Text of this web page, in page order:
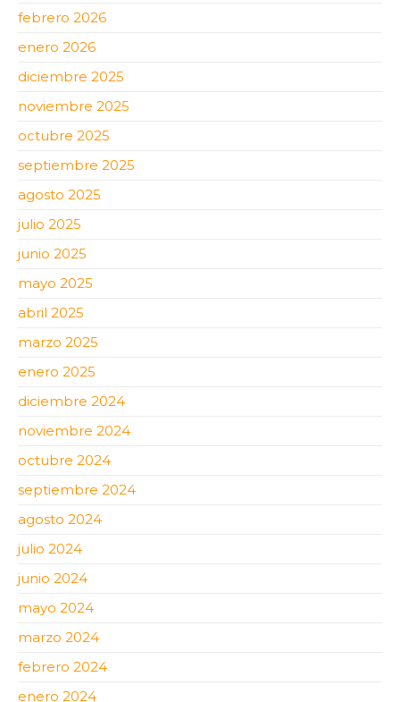
febrero 2026
enero 2026
diciembre 2025
noviembre 2025
octubre 2025
septiembre 2025
agosto 2025
julio 2025
junio 2025
mayo 2025
abril 2025
marzo 2025
enero 2025
diciembre 2024
noviembre 2024
octubre 2024
septiembre 2024
agosto 2024
julio 2024
junio 2024
mayo 2024
marzo 2024
febrero 2024
enero 2024